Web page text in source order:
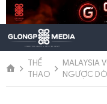
Chuyển
đến
dung
THỂ
THAO
MALAYSIA
NGƯỢC